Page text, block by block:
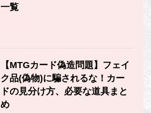
一覧
【MTGカード偽造問題】フェイ
ク品(偽物)に騙されるな！カー
ドの見分け方、必要な道具まと
め